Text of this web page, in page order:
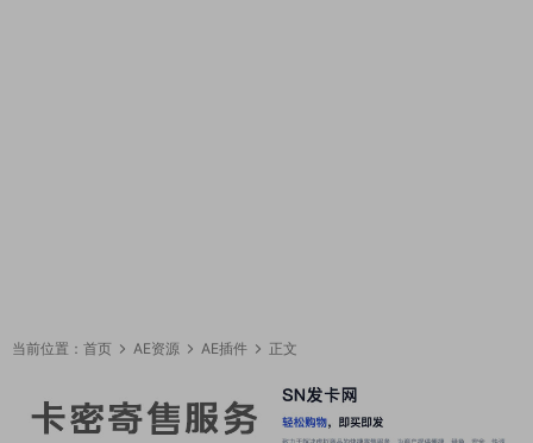
当前位置： 首页 AE资源 AE插件 正文